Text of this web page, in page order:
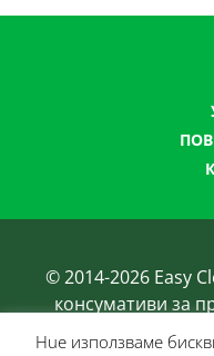
© 2014-2026 Easy
консумативи за
Нue използвамe